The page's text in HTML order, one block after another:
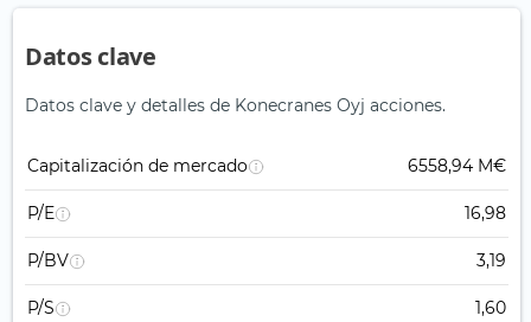
Datos clave
Datos clave y detalles de Konecranes Oyj acciones.
Capitalización de mercado 6558,94 M€
P/E 16,98
P/BV 3,19
P/S 1,60